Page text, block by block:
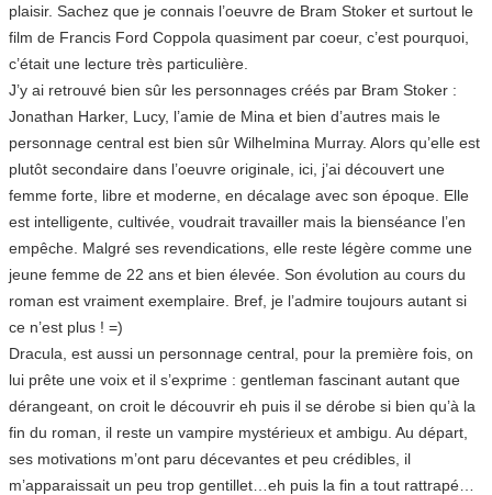
plaisir. Sachez que je connais l’oeuvre de Bram Stoker et surtout le
film de Francis Ford Coppola quasiment par coeur, c’est pourquoi,
c’était une lecture très particulière.
J’y ai retrouvé bien sûr les personnages créés par Bram Stoker :
Jonathan Harker, Lucy, l’amie de Mina et bien d’autres mais le
personnage central est bien sûr Wilhelmina Murray. Alors qu’elle est
plutôt secondaire dans l’oeuvre originale, ici, j’ai découvert une
femme forte, libre et moderne, en décalage avec son époque. Elle
est intelligente, cultivée, voudrait travailler mais la bienséance l’en
empêche. Malgré ses revendications, elle reste légère comme une
jeune femme de 22 ans et bien élevée. Son évolution au cours du
roman est vraiment exemplaire. Bref, je l’admire toujours autant si
ce n’est plus ! =)
Dracula, est aussi un personnage central, pour la première fois, on
lui prête une voix et il s’exprime : gentleman fascinant autant que
dérangeant, on croit le découvrir eh puis il se dérobe si bien qu’à la
fin du roman, il reste un vampire mystérieux et ambigu. Au départ,
ses motivations m’ont paru décevantes et peu crédibles, il
m’apparaissait un peu trop gentillet…eh puis la fin a tout rattrapé…